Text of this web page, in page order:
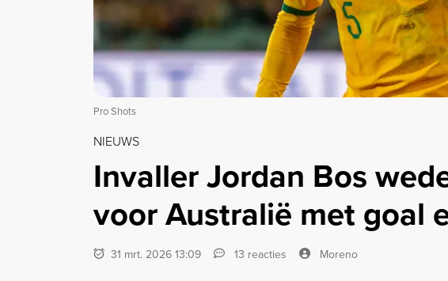
Pro Shots
NIEUWS
Invaller Jordan Bos
voor Australië met goal
31 mrt. 2026 13:09 13 reacties Moreno